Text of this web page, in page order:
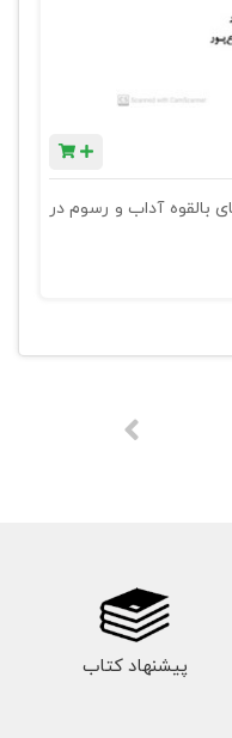
بالقوه آداب و رسوم در
پیشنهاد کتاب